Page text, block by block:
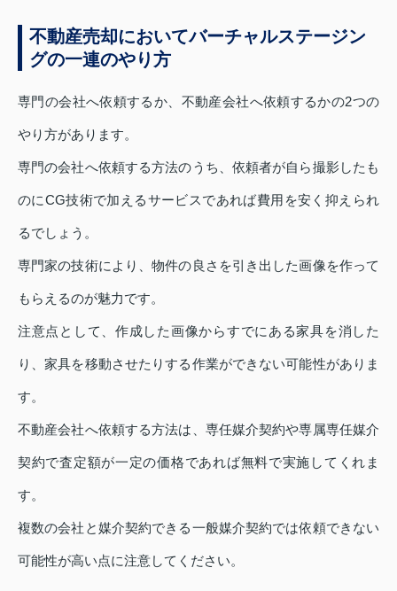
不動産売却においてバーチャルステージン
グの一連のやり方
専門の会社へ依頼するか、不動産会社へ依頼するかの2つの
やり方があります。
専門の会社へ依頼する方法のうち、依頼者が自ら撮影したも
のにCG技術で加えるサービスであれば費用を安く抑えられ
るでしょう。
専門家の技術により、物件の良さを引き出した画像を作って
もらえるのが魅力です。
注意点として、作成した画像からすでにある家具を消した
り、家具を移動させたりする作業ができない可能性がありま
す。
不動産会社へ依頼する方法は、専任媒介契約や専属専任媒介
契約で査定額が一定の価格であれば無料で実施してくれま
す。
複数の会社と媒介契約できる一般媒介契約では依頼できない
可能性が高い点に注意してください。